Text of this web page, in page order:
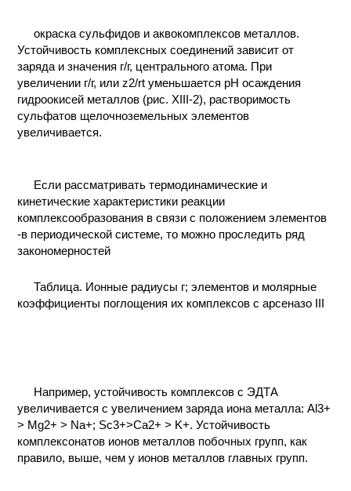
окраска сульфидов и аквокомплексов металлов.
Устойчивость комплексных соединений зависит от
заряда и значения г/г, центрального атома. При
увеличении г/г, или z2/rt уменьшается рН осаждения
гидроокисей металлов (рис. XIII-2), растворимость
сульфатов щелочноземельных элементов
увеличивается.
Если рассматривать термодинамические и
кинетические характеристики реакции
комплексообразования в cвязи с положением элементов
-в периодической системе, то можно проследить ряд
закономерностей
Таблица. Ионные радиусы г; элементов и молярные
коэффициенты поглощения их комплексов с арсеназо III
Например, устойчивость комплексов с ЭДТА
увеличивается с увеличением заряда иона металла: Al3+
> Mg2+ > Na+; Sc3+>Ca2+ > K+. Устойчивость
комплексонатов ионов металлов побочных групп, как
правило, выше, чем у ионов металлов главных групп.